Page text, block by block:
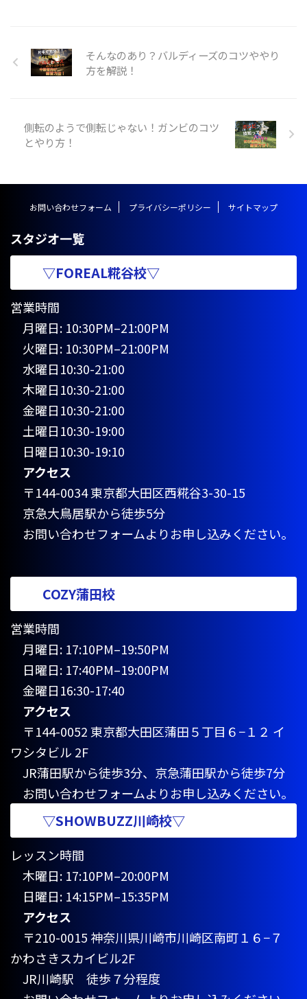
で利用されることの多い技で、技
の形としては前方系の技に分類さ
の技名としては、 １．ハンドス
プリング https://y ...
そんなのあり？バルディーズのコツややり
方を解説！
側転のようで側転じゃない！ガンビのコツ
とやり方！
お問い合わせフォーム プライバシーポリシー サイトマップ
スタジオ一覧
▽FOREAL糀谷校▽
営業時間
月曜日: 10:30PM–21:00PM
火曜日: 10:30PM–21:00PM
水曜日10:30-21:00
木曜日10:30-21:00
金曜日10:30-21:00
土曜日10:30-19:00
日曜日10:30-19:10
アクセス
〒144-0034 東京都大田区西糀谷3-30-15
京急大鳥居駅から徒歩5分
お問い合わせフォームよりお申し込みください。
COZY蒲田校
営業時間
月曜日: 17:10PM–19:50PM
日曜日: 17:40PM–19:00PM
金曜日16:30-17:40
アクセス
〒144-0052 東京都大田区蒲田５丁目６−１２ イ
ワシタビル 2F
JR蒲田駅から徒歩3分、京急蒲田駅から徒歩7分
お問い合わせフォームよりお申し込みください。
▽SHOWBUZZ川崎校▽
レッスン時間
木曜日: 17:10PM–20:00PM
日曜日: 14:15PM–15:35PM
アクセス
〒210-0015 神奈川県川崎市川崎区南町１６−７
かわさきスカイビル2F
JR川崎駅 徒歩７分程度